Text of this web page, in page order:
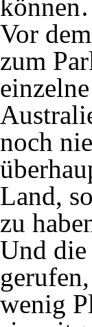
Vor
zum
noch
Land,
zu
Und die
wenig